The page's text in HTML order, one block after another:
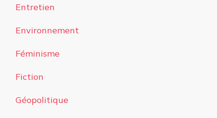
Entretien
Environnement
Féminisme
Fiction
Géopolitique